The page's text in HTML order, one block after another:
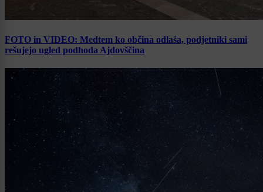
FOTO in VIDEO: Medtem ko občina odlaša, podjetniki sami
rešujejo ugled podhoda Ajdovščina